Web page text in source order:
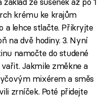
krému ke krajům
a lehce stlačte. Přikryjte
na dvě hodiny. 3. Nyní
namočte do studené
Jakmile změkne a
mixérem a směs
zrníček. Poté přidejte